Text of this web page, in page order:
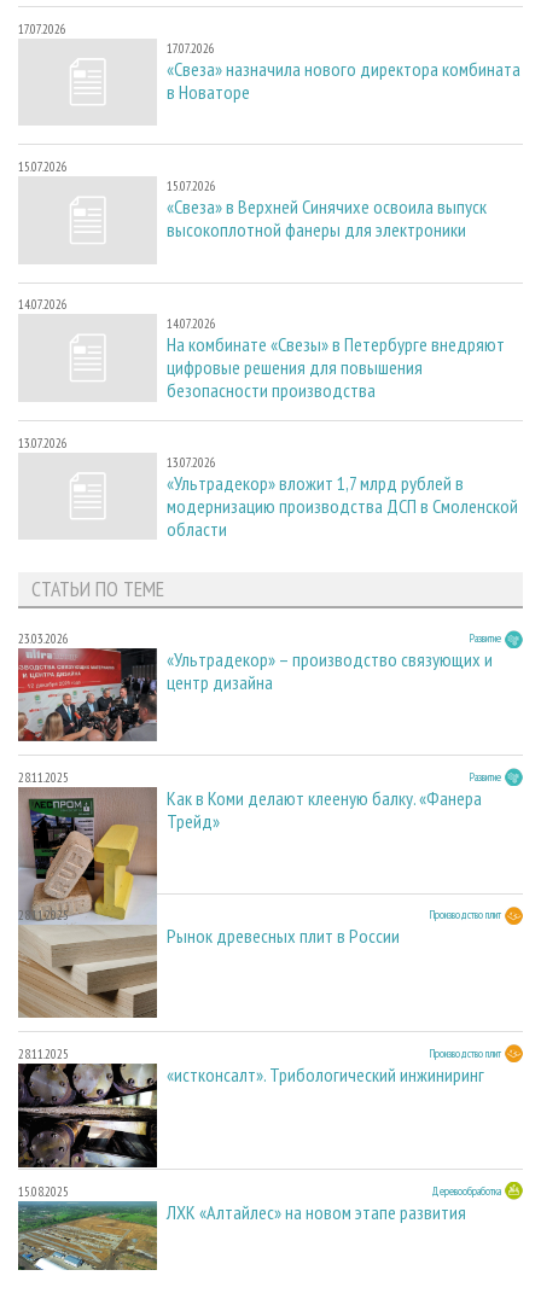
17.07.2026
17.07.2026
«Свеза» назначила нового директора комбината
в Новаторе
15.07.2026
15.07.2026
«Свеза» в Верхней Синячихе освоила выпуск
высокоплотной фанеры для электроники
14.07.2026
14.07.2026
На комбинате «Свезы» в Петербурге внедряют
цифровые решения для повышения
безопасности производства
13.07.2026
13.07.2026
«Ультрадекор» вложит 1,7 млрд рублей в
модернизацию производства ДСП в Смоленской
области
СТАТЬИ ПО ТЕМЕ
23.03.2026 Развитие
«Ультрадекор» – производство связующих и
центр дизайна
28.11.2025 Развитие
Как в Коми делают клееную балку. «Фанера
Трейд»
28.11.2025 Производство плит
Рынок древесных плит в России
28.11.2025 Производство плит
«истконсалт». Трибологический инжиниринг
15.08.2025 Деревообработка
ЛХК «Алтайлес» на новом этапе развития